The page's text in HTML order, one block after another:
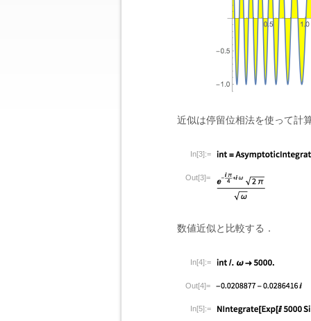
近似は停留位相法を使って計
In[3]:=
Out[3]=
数値近似と比較する．
In[4]:=
Out[4]=
In[5]:=